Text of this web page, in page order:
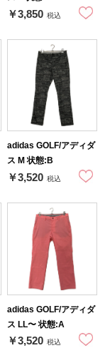
￥3,850 税込
adidas GOLF/アディダ
ス M 状態:B
￥3,520 税込
adidas GOLF/アディダ
ス LL〜 状態:A
￥3,520 税込